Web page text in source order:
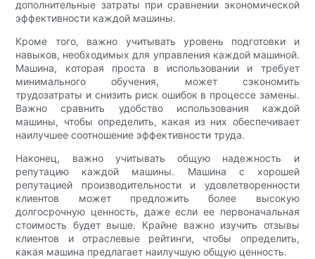
дополнительные затраты при сравнении экономической
эффективности каждой машины.
Кроме того, важно учитывать уровень подготовки и
навыков, необходимых для управления каждой машиной.
Машина, которая проста в использовании и требует
минимального обучения, может сэкономить
трудозатраты и снизить риск ошибок в процессе замены.
Важно сравнить удобство использования каждой
машины, чтобы определить, какая из них обеспечивает
наилучшее соотношение эффективности труда.
Наконец, важно учитывать общую надежность и
репутацию каждой машины. Машина с хорошей
репутацией производительности и удовлетворенности
клиентов может предложить более высокую
долгосрочную ценность, даже если ее первоначальная
стоимость будет выше. Крайне важно изучить отзывы
клиентов и отраслевые рейтинги, чтобы определить,
какая машина предлагает наилучшую общую ценность.